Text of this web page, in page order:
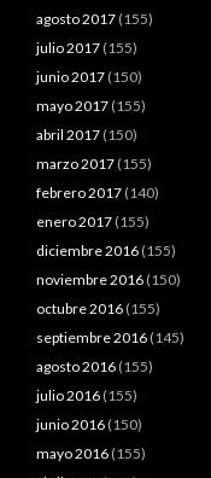
agosto 2017 (155)
julio 2017 (155)
junio 2017 (150)
mayo 2017 (155)
abril 2017 (150)
marzo 2017 (155)
febrero 2017 (140)
enero 2017 (155)
diciembre 2016 (155)
noviembre 2016 (150)
octubre 2016 (155)
septiembre 2016 (145)
agosto 2016 (155)
julio 2016 (155)
junio 2016 (150)
mayo 2016 (155)